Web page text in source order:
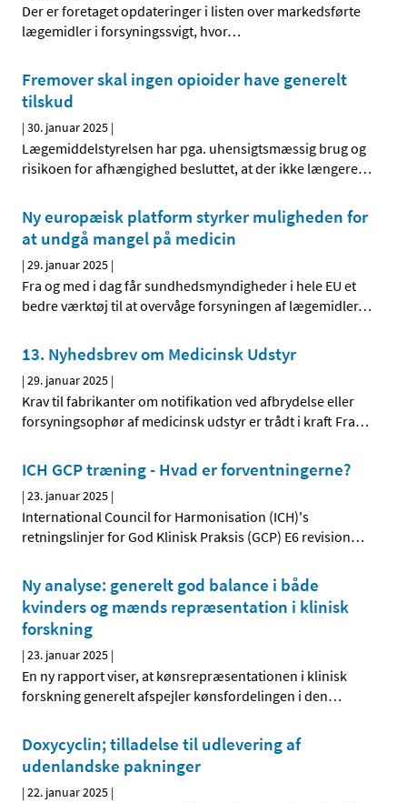
Der er foretaget opdateringer i listen over markedsførte
lægemidler i forsyningssvigt, hvor…
Fremover skal ingen opioider have generelt
tilskud
|30. januar 2025 |
Lægemiddelstyrelsen har pga. uhensigtsmæssig brug og
risikoen for afhængighed besluttet, at der ikke længere…
Ny europæisk platform styrker muligheden for
at undgå mangel på medicin
|29. januar 2025 |
Fra og med i dag får sundhedsmyndigheder i hele EU et
bedre værktøj til at overvåge forsyningen af lægemidler…
13. Nyhedsbrev om Medicinsk Udstyr
|29. januar 2025 |
Krav til fabrikanter om notifikation ved afbrydelse eller
forsyningsophør af medicinsk udstyr er trådt i kraft Fra…
ICH GCP træning - Hvad er forventningerne?
|23. januar 2025 |
International Council for Harmonisation (ICH)'s
retningslinjer for God Klinisk Praksis (GCP) E6 revision…
Ny analyse: generelt god balance i både
kvinders og mænds repræsentation i klinisk
forskning
|23. januar 2025 |
En ny rapport viser, at kønsrepræsentationen i klinisk
forskning generelt afspejler kønsfordelingen i den…
Doxycyclin; tilladelse til udlevering af
udenlandske pakninger
|22. januar 2025 |